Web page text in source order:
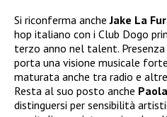
Si riconferma ancheJake La
hop italiano con i Club Dogo
terzo anno nel talent.
porta una visione musicale
maturata anche tra radio e
Resta al suo posto anche
distinguersi per sensibilità